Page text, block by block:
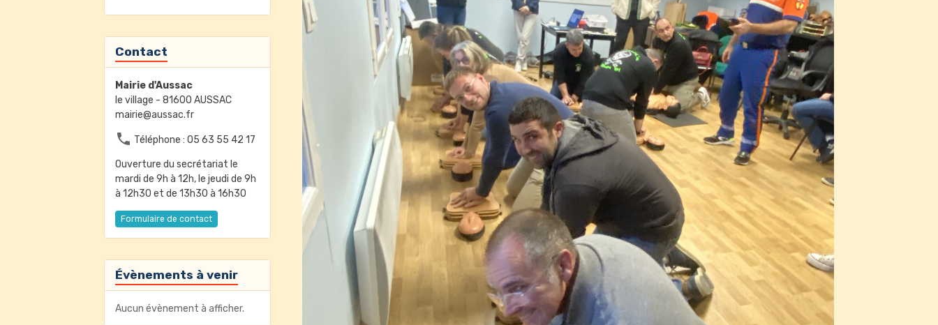
Contact
Mairie d'Aussac
le village - 81600 AUSSAC
mairie@aussac.fr
Téléphone : 05 63 55 42 17
Ouverture du secrétariat le
mardi de 9h à 12h, le jeudi de 9h
à 12h30 et de 13h30 à 16h30
Formulaire de contact
Évènements à venir
Aucun évènement à afficher.